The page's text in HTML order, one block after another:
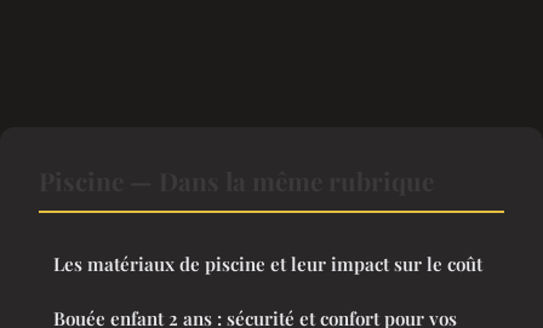
Les matériaux de piscine et leur impact sur le coût
Bouée enfant 2 ans : sécurité et confort pour vos